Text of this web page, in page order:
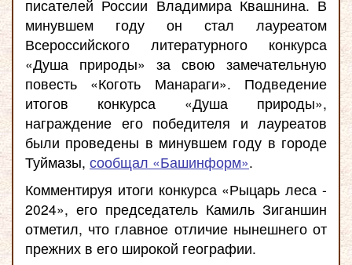
писателей России Владимира Квашнина. В
минувшем году он стал лауреатом
Всероссийского литературного конкурса
«Душа природы» за свою замечательную
повесть «Коготь Манараги». Подведение
итогов конкурса «Душа природы»,
награждение его победителя и лауреатов
были проведены в минувшем году в городе
Туймазы, сообщал «Башинформ».
Комментируя итоги конкурса «Рыцарь леса -
2024», его председатель Камиль Зиганшин
отметил, что главное отличие нынешнего от
прежних в его широкой географии.